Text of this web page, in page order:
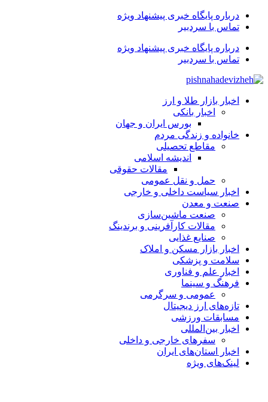
درباره پایگاه خبری پیشنهاد ویژه
تماس با سردبیر
درباره پایگاه خبری پیشنهاد ویژه
تماس با سردبیر
اخبار بازار طلا و ارز
اخبار بانکی
بورس ایران و جهان
خانواده و زندگی مردم
مقاطع تحصیلی
اندیشه اسلامی
مقالات حقوقی
حمل و نقل عمومی
اخبار سیاست داخلی و خارجی
صنعت و معدن
صنعت ماشین‌سازی
مقالات کارآفرینی و برندینگ
صنایع غذایی
اخبار بازار مسکن و املاک
سلامت و پزشکی
اخبار علم و فناوری
فرهنگ و سینما
عمومی و سرگرمی
تازه‌های ارز دیجیتال
مسابقات ورزشی
اخبار بین‌المللی
سفرهای خارجی و داخلی
اخبار استان‌های ایران
لینک‌های ویژه